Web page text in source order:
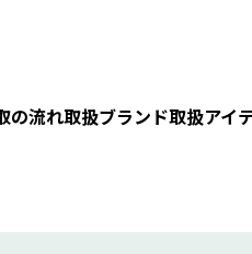
の流れ取扱ブランド取扱アイ